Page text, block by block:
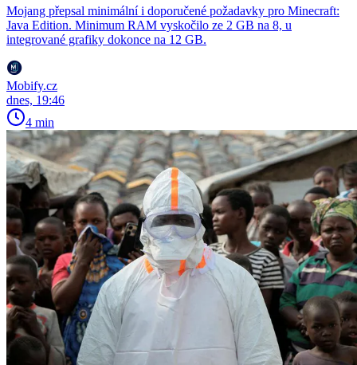
Mojang přepsal minimální i doporučené požadavky pro Minecraft:
Java Edition. Minimum RAM vyskočilo ze 2 GB na 8, u
integrované grafiky dokonce na 12 GB.
Mobify.cz
dnes, 19:46
4 min